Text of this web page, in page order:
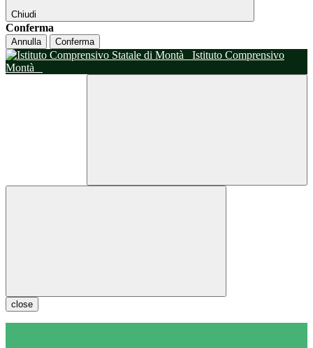
Chiudi
Conferma
Annulla Conferma
Istituto Comprensivo
Montà
close